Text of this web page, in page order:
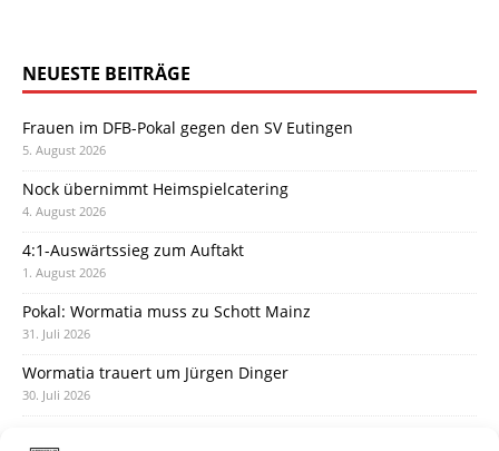
NEUESTE BEITRÄGE
Frauen im DFB-Pokal gegen den SV Eutingen
5. August 2026
Nock übernimmt Heimspielcatering
4. August 2026
4:1-Auswärtssieg zum Auftakt
1. August 2026
Pokal: Wormatia muss zu Schott Mainz
31. Juli 2026
Wormatia trauert um Jürgen Dinger
30. Juli 2026